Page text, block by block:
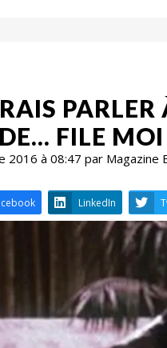
FILE MOI
2016 à 08:47 par Magazine
Facebook